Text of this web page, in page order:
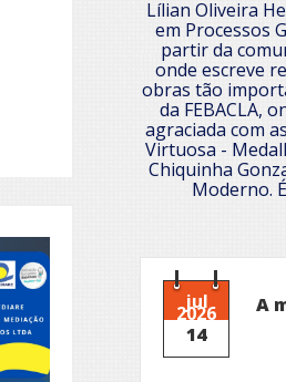
Lílian Oliveira
em Processos
partir da
onde escreve
obras tão
da FEBACLA,
agraciada com
Virtuosa -
Chiquinha
Moderno.
jul
2026
14
A